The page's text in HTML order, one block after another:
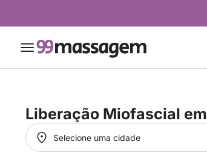
Liberação Miofascial em
Selecione uma cidade
Selecione uma cidade